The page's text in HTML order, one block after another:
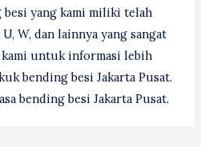
yang kami miliki telah
W, dan lainnya yang sangat
untuk informasi lebih
bending besi Jakarta Pusat.
bending besi Jakarta Pusat.